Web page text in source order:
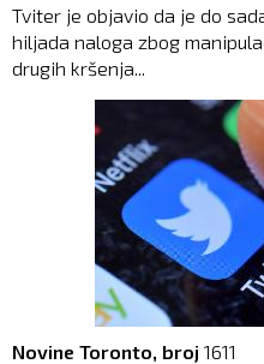
Tviter je objavio da je do
hiljada naloga zbog
drugih kršenja...
Novine Toronto, broj 1611